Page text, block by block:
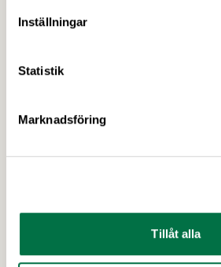
Inställningar
Statistik
Marknadsföring
Tillåt alla
Livsmedelsföretagen har under
Syftet med handboken är att
medlemsföretag att tillämpa de
som EU beslutar om. Efter att
för våra medlemmar en tid finns